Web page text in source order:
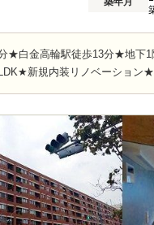
★白金高輪駅徒歩13分★地下1
新規内装リノベーション